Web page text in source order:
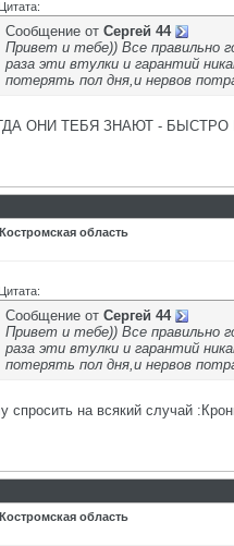
Цитата:
Сообщение от Сергей 44
Привет и тебе)) Все правильно
раза эти втулки и гарантий
потерять пол дня,и нервов
ОНИ ТЕБЯ ЗНАЮТ -
область
Цитата:
Сообщение от Сергей 44
Привет и тебе)) Все правильно
раза эти втулки и гарантий
потерять пол дня,и нервов
спросить на всякий случай
область